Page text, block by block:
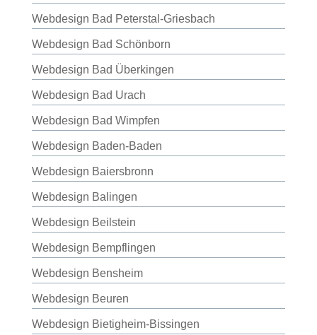
Webdesign Bad Peterstal-Griesbach
Webdesign Bad Schönborn
Webdesign Bad Überkingen
Webdesign Bad Urach
Webdesign Bad Wimpfen
Webdesign Baden-Baden
Webdesign Baiersbronn
Webdesign Balingen
Webdesign Beilstein
Webdesign Bempflingen
Webdesign Bensheim
Webdesign Beuren
Webdesign Bietigheim-Bissingen